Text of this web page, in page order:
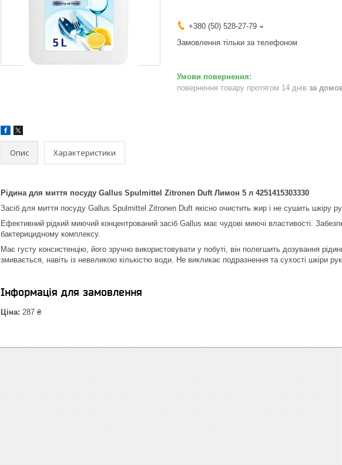
+380 (50) 528-27-79
Замовлення тільки за телефоном
повернення товару протягом 14 днів за
Опис Характеристики
Рідина для миття посуду Gallus Spulmittel Zitronen Duft Лимон 5 л 4251415303330
Засіб для миття посуду Gallus Spulmittel Zitronen Duft якісно очистить жир і не сушить шкіру
Ефективний рідкий миючий концентрований засіб Gallus має чудові миючі властивості.
бактерицидному комплексу.
Має густу консистенцію, його зручно використовувати у побуті, він полегшить дозування
змивається, навіть із невеликою кількістю води. Не викликає подразнення та сухості шкіри
Інформація для замовлення
Ціна: 287 ₴